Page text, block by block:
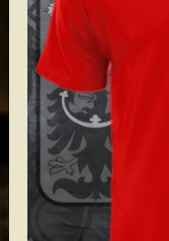
Bellator produkty
Textil pro operátory
Textil pro IZS
Armáda
Hasiči
Policie
Vězeňská služba